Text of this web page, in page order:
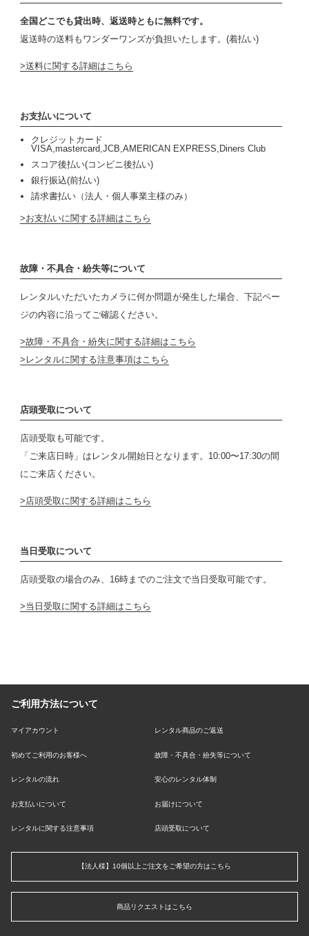
全国どこでも貸出時、返送時ともに無料です。
返送時の送料もワンダーワンズが負担いたします。(着払い)
送料に関する詳細はこちら
お支払いについて
クレジットカード
VISA,mastercard,JCB,AMERICAN EXPRESS,Diners Club
スコア後払い(コンビニ後払い)
銀行振込(前払い)
請求書払い（法人・個人事業主様のみ）
お支払いに関する詳細はこちら
故障・不具合・紛失等について
レンタルいただいたカメラに何か問題が発生した場合、下記ペー
ジの内容に沿ってご確認ください。
故障・不具合・紛失に関する詳細はこちら
レンタルに関する注意事項はこちら
店頭受取について
店頭受取も可能です。
「ご来店日時」はレンタル開始日となります。10:00〜17:30の間
にご来店ください。
店頭受取に関する詳細はこちら
当日受取について
店頭受取の場合のみ、16時までのご注文で当日受取可能です。
当日受取に関する詳細はこちら
ご利用方法について
マイアカウント レンタル商品のご返送
初めてご利用のお客様へ 故障・不具合・紛失等について
レンタルの流れ 安心のレンタル体制
お支払いについて お届けについて
レンタルに関する注意事項 店頭受取について
【法人様】10個以上ご注文をご希望の方はこちら
商品リクエストはこちら